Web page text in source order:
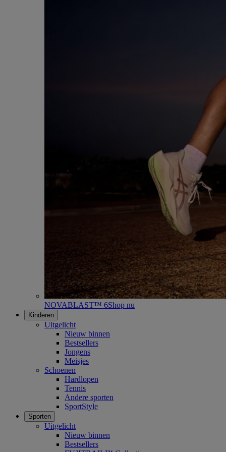
NOVABLAST™ 6Shop nu
Kinderen
Uitgelicht
Nieuw binnen
Bestsellers
Jongens
Meisjes
Schoenen
Hardlopen
Tennis
Andere sporten
SportStyle
Sporten
Uitgelicht
Nieuw binnen
Bestsellers